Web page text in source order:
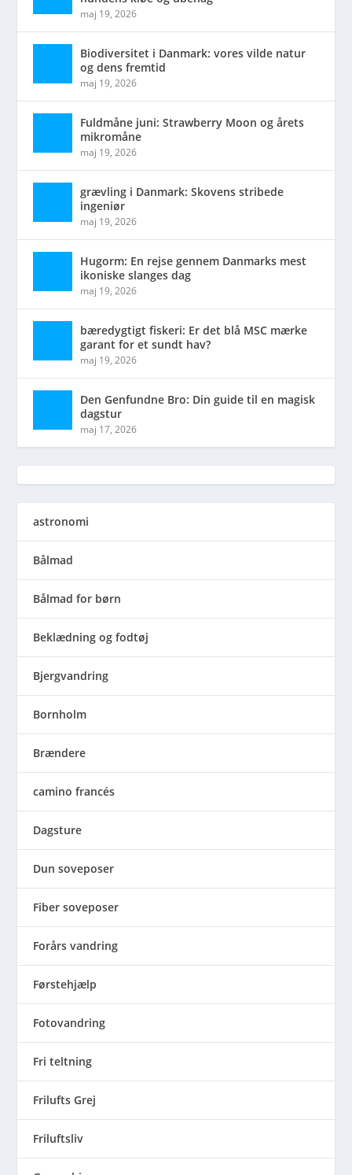
maj 19, 2026
Biodiversitet i Danmark: vores vilde natur
og dens fremtid
maj 19, 2026
Fuldmåne juni: Strawberry Moon og årets
mikromåne
maj 19, 2026
grævling i Danmark: Skovens stribede
ingeniør
maj 19, 2026
Hugorm: En rejse gennem Danmarks mest
ikoniske slanges dag
maj 19, 2026
bæredygtigt fiskeri: Er det blå MSC mærke
garant for et sundt hav?
maj 19, 2026
Den Genfundne Bro: Din guide til en magisk
dagstur
maj 17, 2026
astronomi
Bålmad
Bålmad for børn
Beklædning og fodtøj
Bjergvandring
Bornholm
Brændere
camino francés
Dagsture
Dun soveposer
Fiber soveposer
Forårs vandring
Førstehjælp
Fotovandring
Fri teltning
Frilufts Grej
Friluftsliv